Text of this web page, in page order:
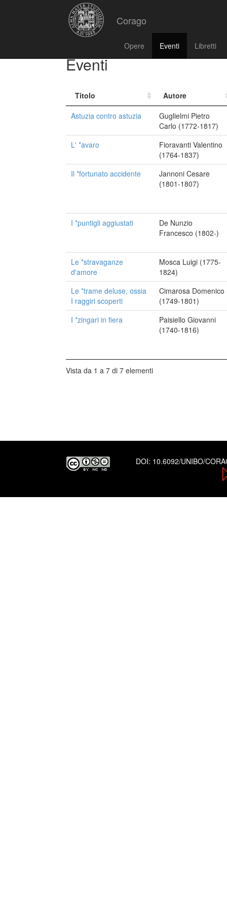
Corago
Opere Eventi Libretti
Eventi
Titolo
Autore
Astuzia contro astuzia
Guglielmi Pietro
Carlo (1772-1817)
L' *avaro
Fioravanti Valentino
(1764-1837)
Il *fortunato accidente
Jannoni Cesare
(1801-1807)
I *puntigli aggiustati
De Nunzio
Francesco (1802-)
Le *stravaganze
d'amore
Mosca Luigi (1775-
1824)
Le *trame deluse, ossia
I raggiri scoperti
Cimarosa Domenico
(1749-1801)
I *zingari in fiera
Paisiello Giovanni
(1740-1816)
Vista da 1 a 7 di 7 elementi
DOI: 10.6092/UNIBO/